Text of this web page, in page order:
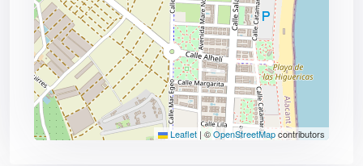
Leaflet | ©OpenStreetMapcontributors